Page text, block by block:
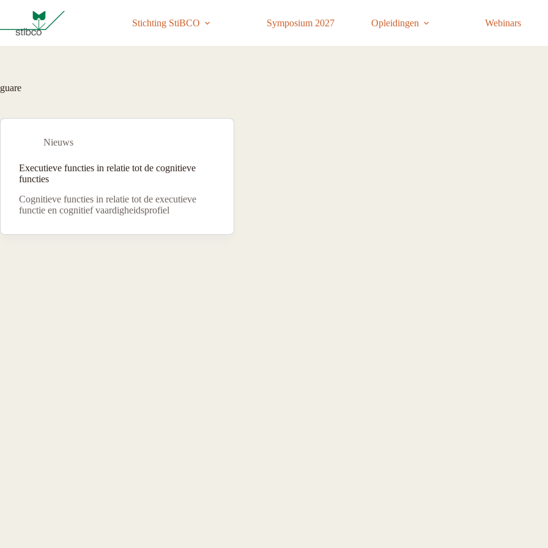
de
inhoud
Stichting StiBCO Symposium 2027 Opleidingen Webinars
guare
Nieuws
Executieve functies in relatie tot de cognitieve
functies
Cognitieve functies in relatie tot de executieve
functie en cognitief vaardigheidsprofiel